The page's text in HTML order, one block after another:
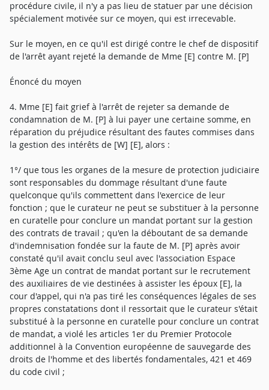
procédure civile, il n'y a pas lieu de statuer par une décision
spécialement motivée sur ce moyen, qui est irrecevable.
Sur le moyen, en ce qu'il est dirigé contre le chef de dispositif
de l'arrêt ayant rejeté la demande de Mme [E] contre M. [P]
Énoncé du moyen
4. Mme [E] fait grief à l'arrêt de rejeter sa demande de
condamnation de M. [P] à lui payer une certaine somme, en
réparation du préjudice résultant des fautes commises dans
la gestion des intérêts de [W] [E], alors :
1°/ que tous les organes de la mesure de protection judiciaire
sont responsables du dommage résultant d'une faute
quelconque qu'ils commettent dans l'exercice de leur
fonction ; que le curateur ne peut se substituer à la personne
en curatelle pour conclure un mandat portant sur la gestion
des contrats de travail ; qu'en la déboutant de sa demande
d'indemnisation fondée sur la faute de M. [P] après avoir
constaté qu'il avait conclu seul avec l'association Espace
3ème Age un contrat de mandat portant sur le recrutement
des auxiliaires de vie destinées à assister les époux [E], la
cour d'appel, qui n'a pas tiré les conséquences légales de ses
propres constatations dont il ressortait que le curateur s'était
substitué à la personne en curatelle pour conclure un contrat
de mandat, a violé les articles 1er du Premier Protocole
additionnel à la Convention européenne de sauvegarde des
droits de l'homme et des libertés fondamentales, 421 et 469
du code civil ;